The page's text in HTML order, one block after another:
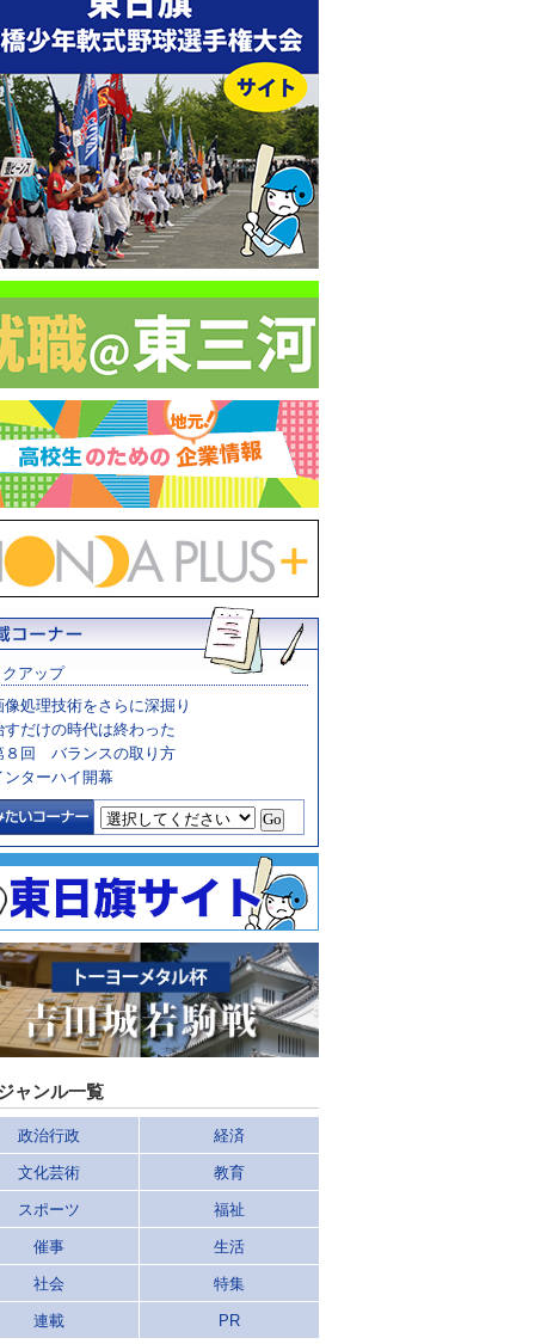
アップ
像処理技術をさらに深掘り
すだけの時代は終わった
８回 バランスの取り方
ンターハイ開幕
ャンル一覧
政治行政 経済
文化芸術 教育
スポーツ 福祉
催事 生活
社会 特集
連載 PR